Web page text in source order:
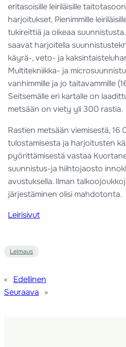
eritasoisille leiriläisille
harjoitukset. Pienimmille
tukireittiä ja oikeaa
saavat harjoitella
käyrä-, veto- ja
Multitekniikka- ja
vanhimmille ja jo taitavammille
Seitsemälle eri kartalle on
metsään on viety yli 300 rastia.
Rastien metsään viemisestä, 16
tulostamisesta ja harjoitusten
pyörittämisestä vastaa
suunnistus-ja hiihtojaosto
avustuksella. Ilman
järjestäminen olisi mahdotonta.
Leirisivut
Leimaus
«
Edellinen
Seuraava
»